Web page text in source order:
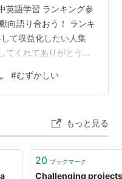
英語学習 ランキング参
向語り合おう！ ランキ
て収益化したい人集
てくれてありがとう！
【英語】アイ
#むずかしい
もっと見る
20 ブックマーク
Challenging